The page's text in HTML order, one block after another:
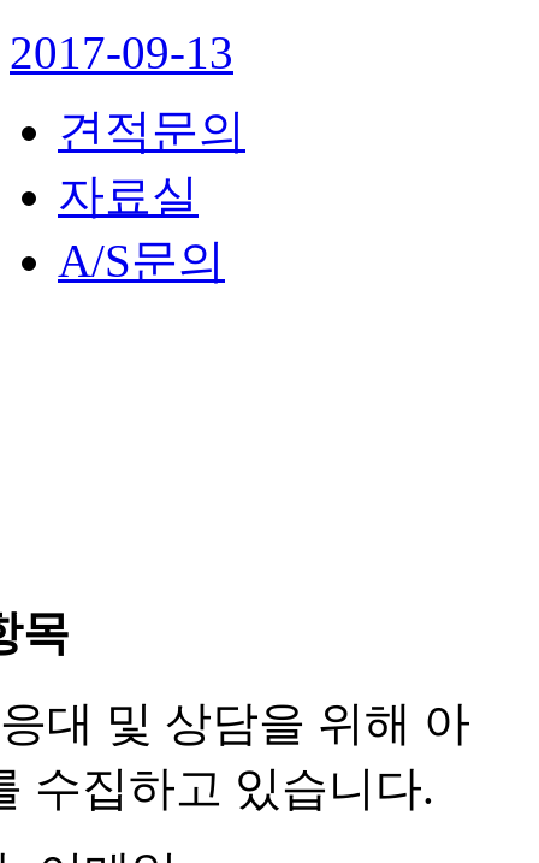
2017-09-13
견적문의
자료실
A/S문의
목
대 및 상담을 위해 아
수집하고 있습니다.